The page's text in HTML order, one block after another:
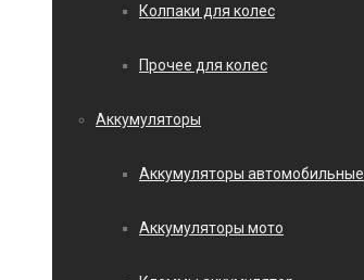
Колпаки для колес
Прочее для колес
Аккумуляторы
Аккумуляторы автомобильные
Аккумуляторы мото